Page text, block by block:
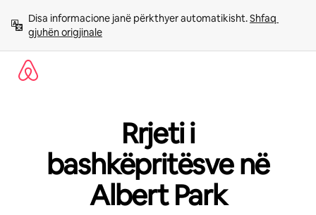
përmbajtja
Disa informacione janë përkthyer automatikisht. Shfaq
gjuhën origjinale
Rrjeti i
bashkëpritësve në
Albert Park